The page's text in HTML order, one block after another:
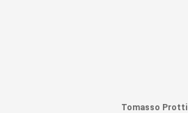
Tomasso Protti